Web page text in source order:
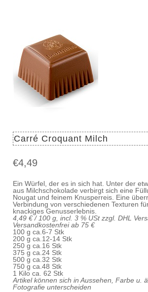
Carré Croquant Milch
€4,49
Ein Würfel, der es in sich hat. Unter der
aus Milchschokolade verbirgt sich eine
Nougat und feinem Knusperreis. Eine
Verbindung von verschiedenen Texturen
knackiges Genusserlebnis.
4,49 € / 100 g, incl. 3 % USt zzgl. DHL
Versandkostenfrei ab 75 €
100 g ca.6-7 Stk
200 g ca.12-14 Stk
250 g ca.16 Stk
375 g ca.24 Stk
500 g ca.32 Stk
750 g ca.48 Stk
1 Kilo ca. 62 Stk
Artikel können sich in Aussehen, Farbe u.
Fotografie unterscheiden